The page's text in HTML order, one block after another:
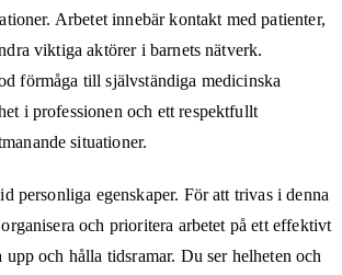
Arbetet innebär kontakt med patienter,
viktiga aktörer i barnets nätverk.
förmåga till självständiga medicinska
i professionen och ett respektfullt
situationer.
personliga egenskaper. För att trivas i denna
och prioritera arbetet på ett effektivt
upp och hålla tidsramar. Du ser helheten och